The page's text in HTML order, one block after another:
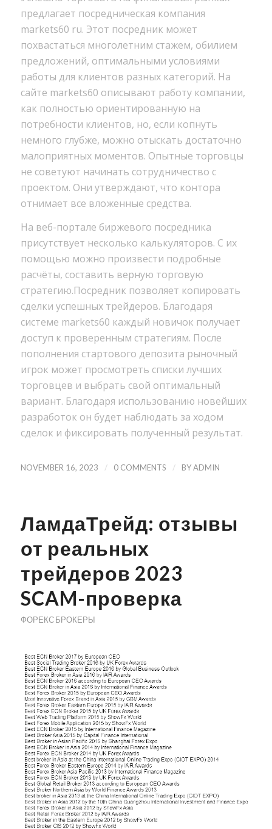
предлагает посредническая компания
markets60 ru. Этот посредник может
похвастаться многолетним стажем, обилием
предложений, оптимальными условиями
работы для клиентов разных категорий. На
сайте markets60 описывают работу компании,
как полностью ориентированную на
потребности клиентов, но, если копнуть
немного глубже, можно отыскать достаточно
малоприятных моментов. Опытные торговцы
не советуют начинать сотрудничество с
проектом. Они утверждают, что контора
отнимает все вложенные средства.
На веб-портале биржевого посредника
присутствует несколько калькуляторов. С их
помощью можно произвести подробные
расчёты, составить верную торговую
стратегию.Посредник позволяет копировать
сделки успешных трейдеров. Благодаря
системе markets60 каждый новичок получает
доступ к проверенным стратегиям. После
пополнения стартового депозита рыночный
игрок может просмотреть списки лучших
торговцев и выбрать свой оптимальный
вариант. Благодаря использованию новейших
разработок он будет наблюдать за ходом
сделок и фиксировать полученный результат.
NOVEMBER 16, 2023 / 0 COMMENTS / BYADMIN
ЛамдаТрейд: отзывы
от реальных
трейдеров 2023
SCAM-проверка
ФОРЕКС БРОКЕРЫ